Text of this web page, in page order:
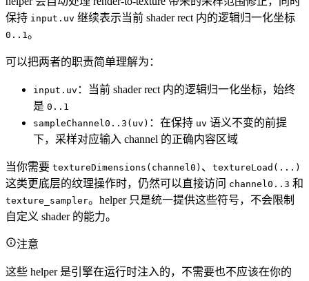
保持 input.uv 继续表示当前 shader rect 内的逻辑归一化坐标
0..1 。
可以把两者的职责简单理解为：
input.uv ：当前 shader rect 内的逻辑归一化坐标，始终
是 0..1
sampleChannel0..3(uv) ：在保持 uv 语义不变的前提
下，采样对应输入 channel 的正确内容区域
当你需要 textureDimensions(channel0) 、 textureLoad(...)
这类更底层的纹理操作时，仍然可以直接访问 channel0..3 和
texture_sampler。helper 只是统一提供这些符号，不会限制
自定义 shader 的能力。
注意
这些 helper 是引擎在运行时注入的，不需要也不应该在你的